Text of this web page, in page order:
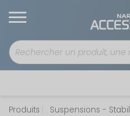
Produits Suspensions -